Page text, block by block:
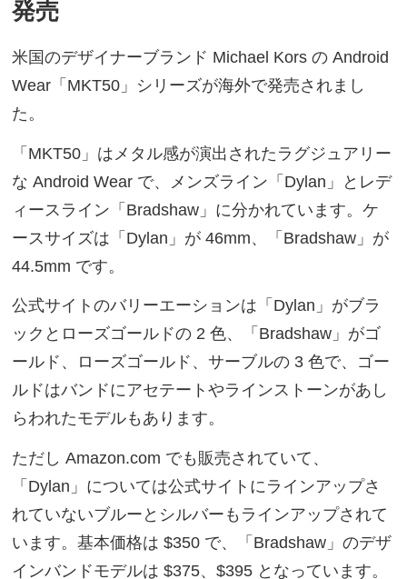
発売
米国のデザイナーブランド Michael Kors の Android
Wear「MKT50」シリーズが海外で発売されまし
た。
「MKT50」はメタル感が演出されたラグジュアリー
な Android Wear で、メンズライン「Dylan」とレデ
ィースライン「Bradshaw」に分かれています。ケ
ースサイズは「Dylan」が 46mm、「Bradshaw」が
44.5mm です。
公式サイトのバリーエーションは「Dylan」がブラ
ックとローズゴールドの 2 色、「Bradshaw」がゴ
ールド、ローズゴールド、サーブルの 3 色で、ゴー
ルドはバンドにアセテートやラインストーンがあし
らわれたモデルもあります。
ただし Amazon.com でも販売されていて、
「Dylan」については公式サイトにラインアップさ
れていないブルーとシルバーもラインアップされて
います。基本価格は $350 で、「Bradshaw」のデザ
インバンドモデルは $375、$395 となっています。